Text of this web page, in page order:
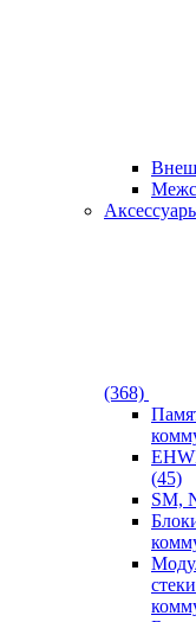
(368)
(45)
SM,